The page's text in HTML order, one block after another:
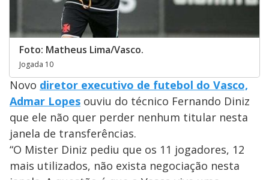
Foto: Matheus Lima/Vasco.
Jogada 10
Novo diretor executivo de futebol do Vasco,
Admar Lopes ouviu do técnico Fernando Diniz
que ele não quer perder nenhum titular nesta
janela de transferências.
“O Mister Diniz pediu que os 11 jogadores, 12
mais utilizados, não exista negociação nesta